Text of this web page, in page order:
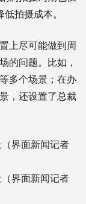
低拍摄成本。
上尽可能做到周
的问题。 比如 ，
等多个场景 ； 在办
， 还设置了总裁
界面新闻记者
界面新闻记者